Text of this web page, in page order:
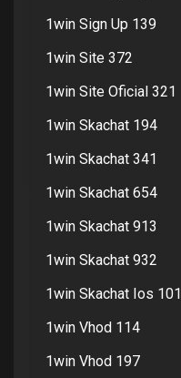
1win Sign Up 139
1win Site 372
1win Site Oficial 321
1win Skachat 194
1win Skachat 341
1win Skachat 654
1win Skachat 913
1win Skachat 932
1win Skachat Ios 101
1win Vhod 114
1win Vhod 197